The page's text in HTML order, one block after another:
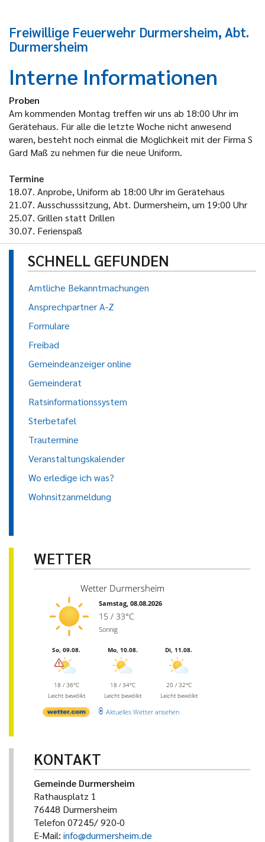
Freiwillige Feuerwehr Durmersheim, Abt.
Durmersheim
Interne Informationen
Proben
Am kommenden Montag treffen wir uns ab 18:00 Uhr im
Gerätehaus. Für alle die letzte Woche nicht anwesend
waren, besteht noch einmal die Möglichkeit mit der Firma S
Gard Maß zu nehmen für die neue Uniform.
Termine
18.07. Anprobe, Uniform ab 18:00 Uhr im Gerätehaus
21.07. Ausschusssitzung, Abt. Durmersheim, um 19:00 Uhr
25.07. Grillen statt Drillen
30.07. Ferienspaß
SCHNELL GEFUNDEN
Amtliche Bekanntmachungen
Ansprechpartner A-Z
Formulare
Freibad
Gemeindeanzeiger online
Gemeinderat
Ratsinformationssystem
Sterbetafel
Trautermine
Veranstaltungskalender
Wo erledige ich was?
Wohnsitzanmeldung
WETTER
Wetter Durmersheim
Samstag, 08.08.2026
15 / 33°C
Sonnig
So, 09.08.
18 / 36°C
Leicht bewölkt
Mo, 10.08.
18 / 34°C
Leicht bewölkt
Di, 11.08.
20 / 32°C
Leicht bewölkt
Aktuelles Wetter ansehen
KONTAKT
Gemeinde Durmersheim
Rathausplatz 1
76448 Durmersheim
Telefon 07245/ 920-0
E-Mail: info@durmersheim.de